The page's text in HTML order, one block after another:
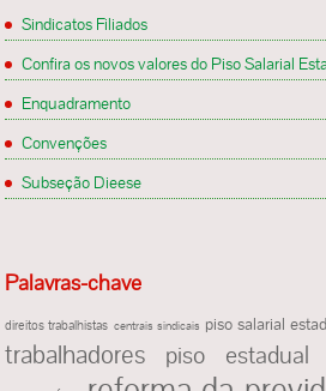
Sindicatos Filiados
Confira os novos valores do Piso Salarial
Enquadramento
Convenções
Subseção Dieese
Palavras-chave
direitos trabalhistas centrais sindicais piso salarial
trabalhadores piso estadual